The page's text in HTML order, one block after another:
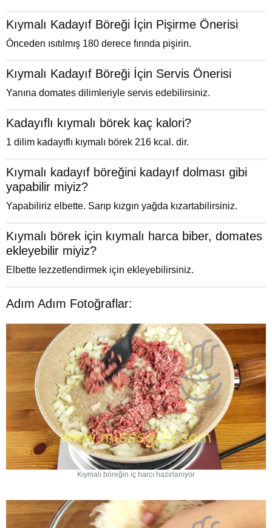
Kıymalı Kadayıf Böreği İçin Pişirme Önerisi
Önceden ısıtılmış 180 derece fırında pişirin.
Kıymalı Kadayıf Böreği İçin Servis Önerisi
Yanına domates dilimleriyle servis edebilirsiniz.
Kadayıflı kıymalı börek kaç kalori?
1 dilim kadayıflı kıymalı börek 216 kcal. dir.
Kıymalı kadayıf böreğini kadayıf dolması gibi
yapabilir miyiz?
Yapabiliriz elbette. Sarıp kızgın yağda kızartabilirsiniz.
Kıymalı börek için kıymalı harca biber, domates
ekleyebilir miyiz?
Elbette lezzetlendirmek için ekleyebilirsiniz.
Adım Adım Fotoğraflar:
Kıymalı böreğin iç harcı hazırlanıyor